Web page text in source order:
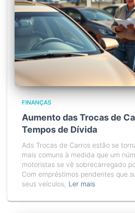
FINANÇAS
Aumento das Trocas de
Tempos de Dívida
Ads Trocas de Carros estão se
mais comuns à medida que um
motoristas se vê sobrecarregado
Com empréstimos pendentes que
seus veículos, Ler mais